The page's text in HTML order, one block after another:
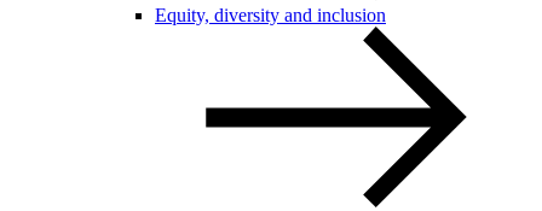
Equity, diversity and inclusion